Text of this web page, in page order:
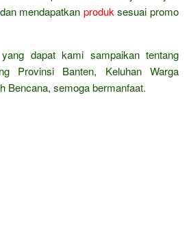
mendapatkan produk sesuai promo
dapat kami sampaikan tentang
Provinsi Banten, Keluhan Warga
Bencana, semoga bermanfaat.